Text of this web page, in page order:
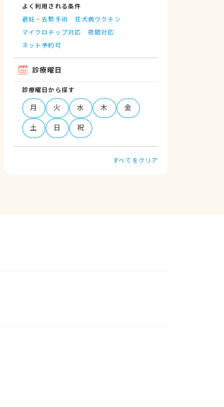
よく利用される条件
避妊・去勢手術
狂犬病ワクチン
マイクロチップ対応
夜間対応
ネット予約可
診療曜日
診療曜日から探す
月 火 水 木
金
土
日 祝
すべてをクリア